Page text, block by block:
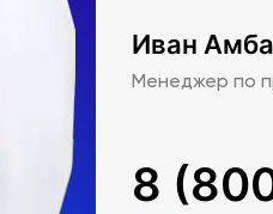
Иван
Менеджер по
8